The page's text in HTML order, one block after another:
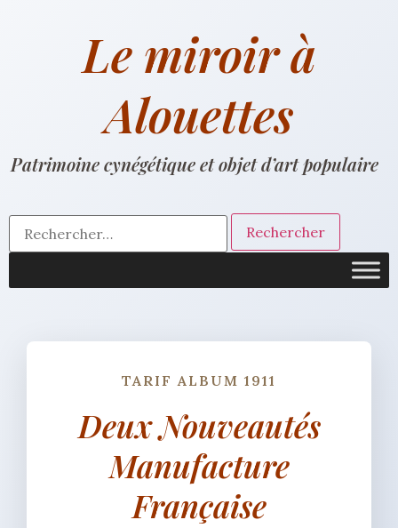
Le miroir à
Alouettes
Patrimoine cynégétique et objet d’art populaire
TARIF ALBUM 1911
Deux Nouveautés
Manufacture
Française